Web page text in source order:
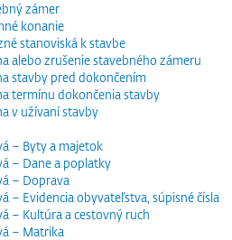
zámer
konanie
stanoviská k stavbe
alebo zrušenie stavebného zámeru
stavby pred dokončením
termínu dokončenia stavby
v užívaní stavby
– Byty a majetok
– Dane a poplatky
– Doprava
– Evidencia obyvateľstva, súpisné čísla
– Kultúra a cestovný ruch
– Matrika